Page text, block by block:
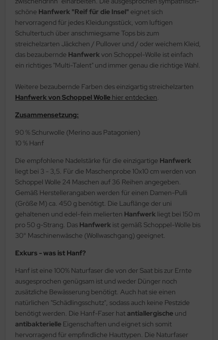
schöne Hanfwerk "Reif für die Insel" eignet sich
hervorragend für jedes Kleidungsstück, vom luftigen
Schultertuch über anschmiegsame Tops bis zum
streichelzarten Jäckchen / Pullover und / oder weichem Kleid,
das bezaubernde Hanfwerkvon Schoppel-Wolle ist einfach
ein richtiges "Multi-Talent" und immer genau die richtige Wahl.
Weitere bezaubernde Farben des einzigartig streichelzarten
Hanfwerk von Schoppel Wolle hier entdecken.
Zusammensetzung:
90 % Schurwolle (Merino aus Patagonien)
10 % Hanf
Die empfohlene Nadelstärke für die einzigartige Hanfwerk
liegt bei 3 - 3,5. Für die Maschenprobe 10x10 cm werden von
Schoppel Wolle 24 Maschen auf 36 Reihen angegeben.
Gemäß Herstellerangaben werden für einen Damen-Pulli
(Größe M) ca. 450 g benötigt. Die Lauflänge der uni
gehaltenen und edel-fein melierten Hanfwerk liegt bei 150 m
pro 50 g-Strang. Das Hanfwerk ist gemäß Schoppel-Wolle bis
30° Maschinenwäsche (Wollwaschgang) geeignet.
Exkurs - was ist Hanf?
Hanf ist eine 100% Naturfaser die von der Saat bis zur Ernte
ausgesprochen genügsam ist und weder Dünger noch
zusätzliche Bewässerung benötigt. Auch hat sie einen
natürlichen "Schädlingsschutz", sodass auch keine Pestzide
benötigt werden. Die Hanf-Faser hatantiallergische und
antibakterielle Eigenschaften und eignet sich somit
hervorragend für empfindliche Hauttypen. Die Naturfaser